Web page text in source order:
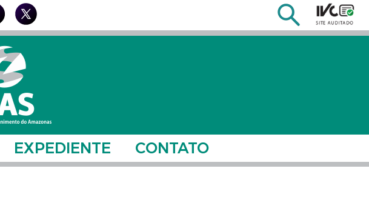
EXPEDIENTE CONTATO